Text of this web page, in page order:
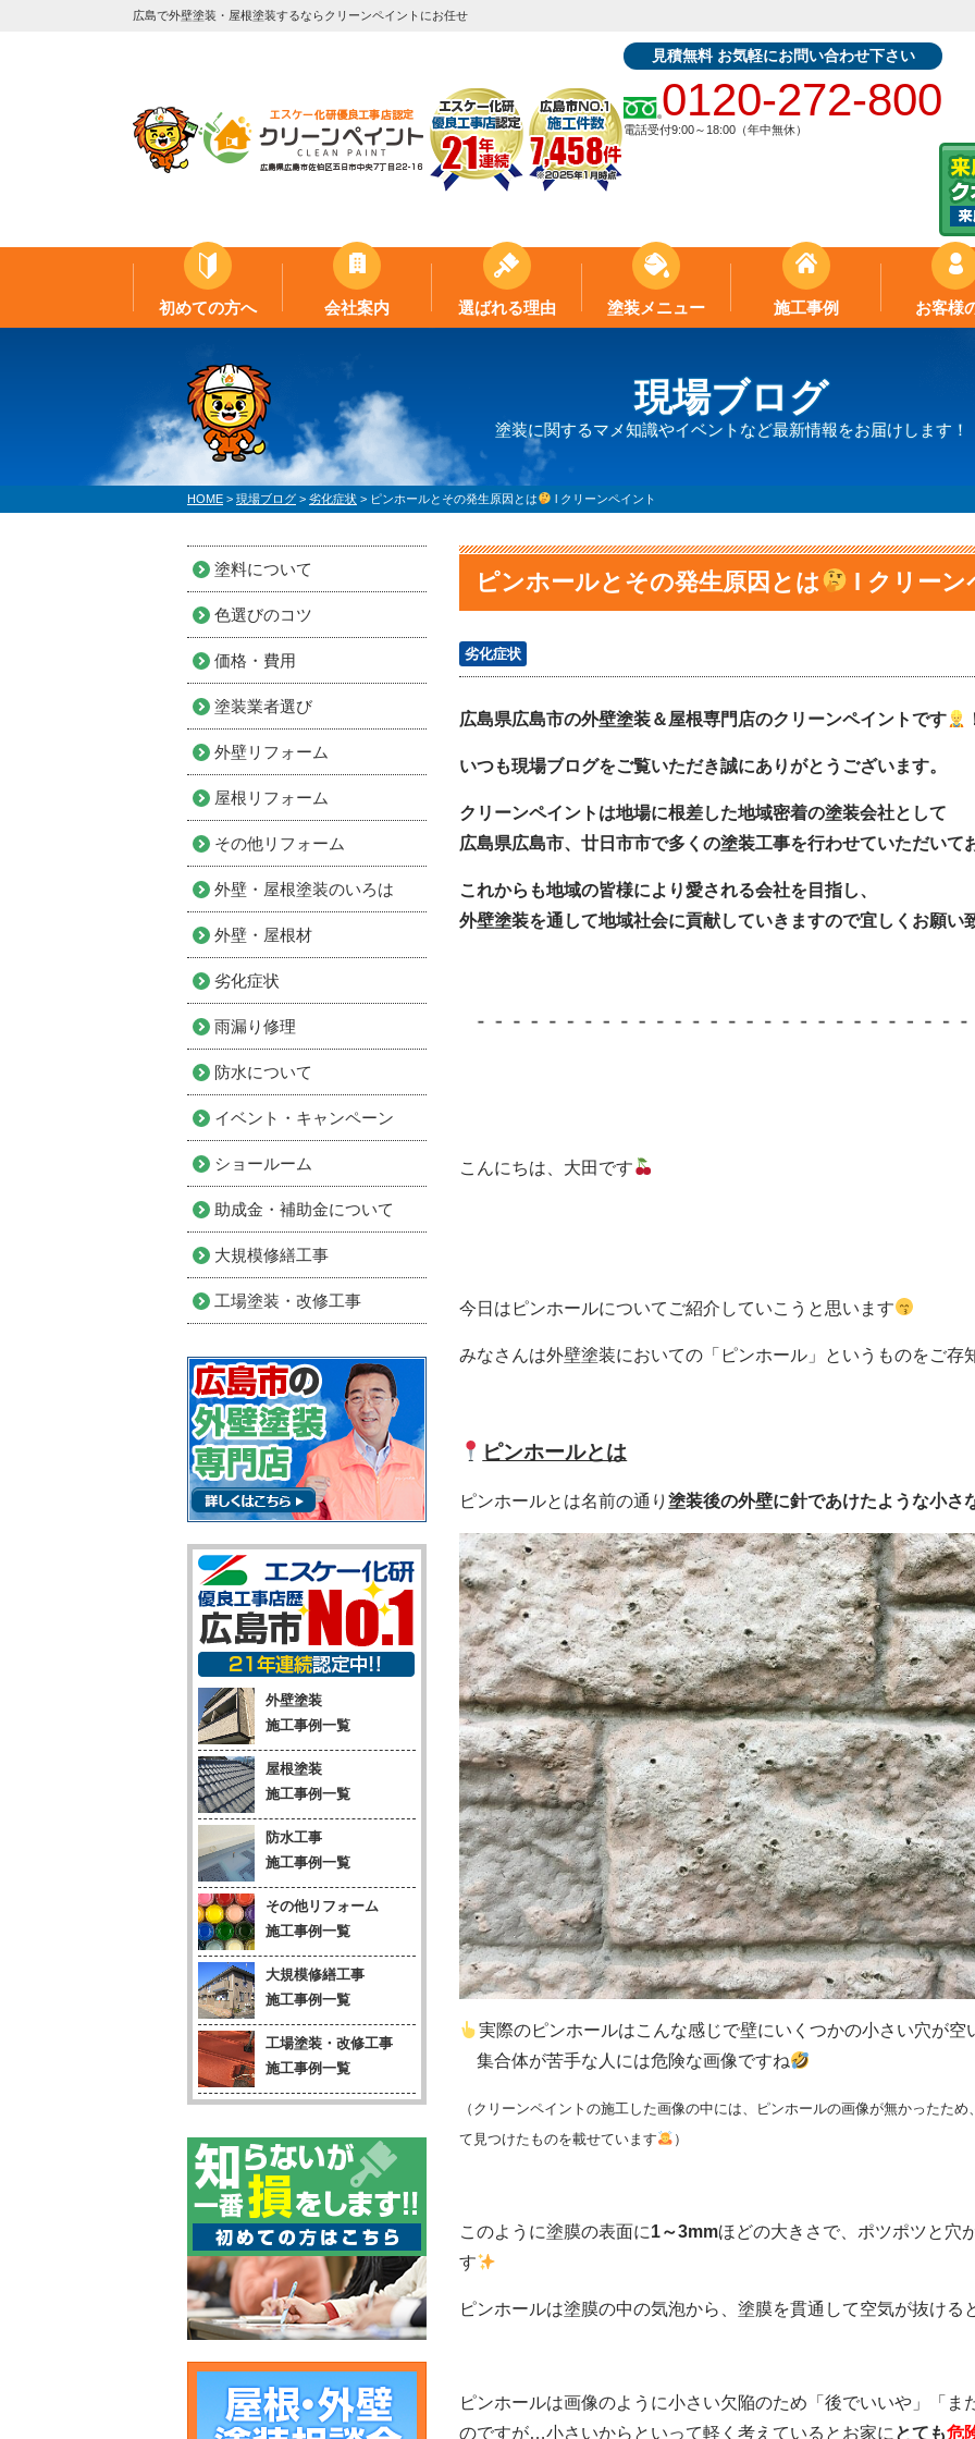
広島で外壁塗装・屋根塗装するならクリーンペイントにお任せ
見積無料 お気軽にお問い合わせ下さい
0120-272-800
電話受付9:00～18:00（年中無休）
初めての方へ 会社案内 選ばれる理由 塗装メニュー 施工事例 お客様
現場ブログ
塗装に関するマメ知識やイベントなど最新情報をお届けします！
HOME > 現場ブログ > 劣化症状 > ピンホールとその発生原因とは l クリーンペイント
ピンホールとその発生原因とは l クリーン
劣化症状
広島県広島市の外壁塗装＆屋根専門店のクリーンペイントです
いつも現場ブログをご覧いただき誠にありがとうございます。
クリーンペイントは地場に根差した地域密着の塗装会社として
広島県広島市、廿日市市で多くの塗装工事を行わせていただいて
これからも地域の皆様により愛される会社を目指し、
外壁塗装を通して地域社会に貢献していきますので宜しくお願い
こんにちは、大田です
今日はピンホールについてご紹介していこうと思います
みなさんは外壁塗装においての「ピンホール」というものをご存
ピンホールとは
ピンホールとは名前の通り 塗装後の外壁に針であけたような小さ
実際のピンホールはこんな感じで壁にいくつかの小さい穴が空
集合体が苦手な人には危険な画像ですね
（クリーンペイントの施工した画像の中には、ピンホールの画像が無かったた
て見つけたものを載せています
）
このように塗膜の表面に1～3mmほどの大きさで、ポツポツと穴
す
ピンホールは塗膜の中の気泡から、塗膜を貫通して空気が抜ける
ピンホールは画像のように小さい欠陥のため「後でいいや」「
のですが…小さいからといって軽く考えているとお家に とても危
塗料について
色選びのコツ
価格・費用
塗装業者選び
外壁リフォーム
屋根リフォーム
その他リフォーム
外壁・屋根塗装のいろは
外壁・屋根材
劣化症状
雨漏り修理
防水について
イベント・キャンペーン
ショールーム
助成金・補助金について
大規模修繕工事
工場塗装・改修工事
外壁塗装
施工事例一覧
屋根塗装
施工事例一覧
防水工事
施工事例一覧
その他リフォーム
施工事例一覧
大規模修繕工事
施工事例一覧
工場塗装・改修工事
施工事例一覧